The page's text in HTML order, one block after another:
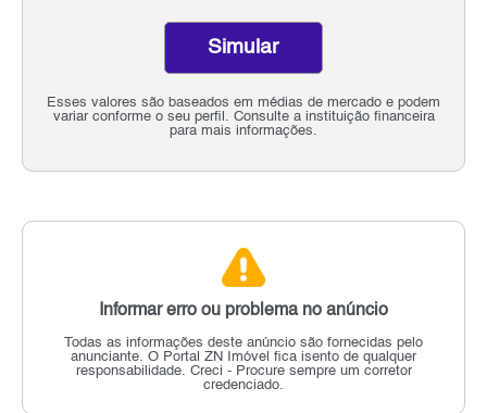
Esses valores são baseados em médias de mercado e podem
variar conforme o seu perfil. Consulte a instituição financeira
para mais informações.
Simular
Informar erro ou problema no anúncio
Todas as informações deste anúncio são fornecidas pelo
anunciante. O Portal ZN Imóvel fica isento de qualquer
responsabilidade. Creci - Procure sempre um corretor
credenciado.